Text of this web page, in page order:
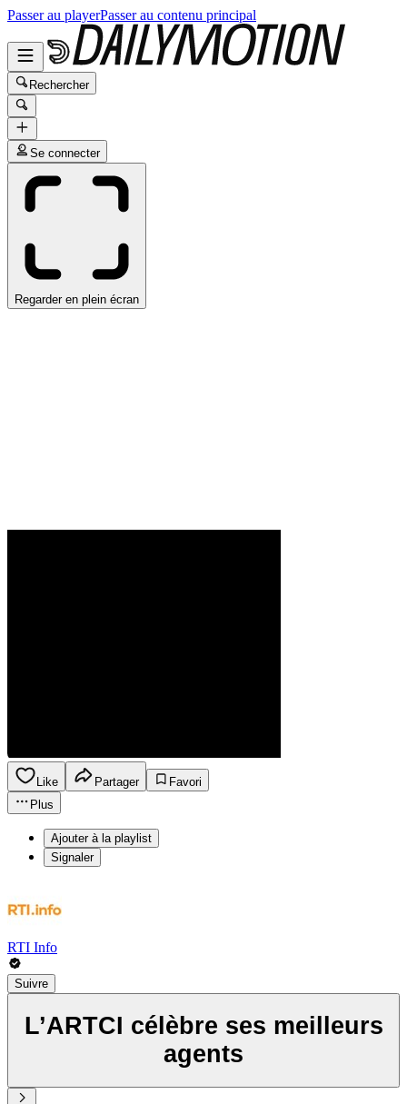
Passer au playerPasser au contenu principal
Rechercher
Se connecter
Regarder en plein écran
Like Partager
Favori
Plus
Ajouter à la playlist
Signaler
RTI Info
Suivre
L’ARTCI célèbre ses meilleurs
agents